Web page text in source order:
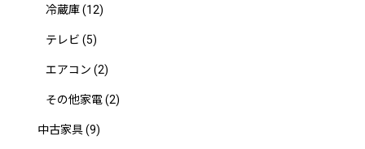
冷蔵庫(12)
テレビ (5)
エアコン (2)
その他家電(2)
中古家具(9)